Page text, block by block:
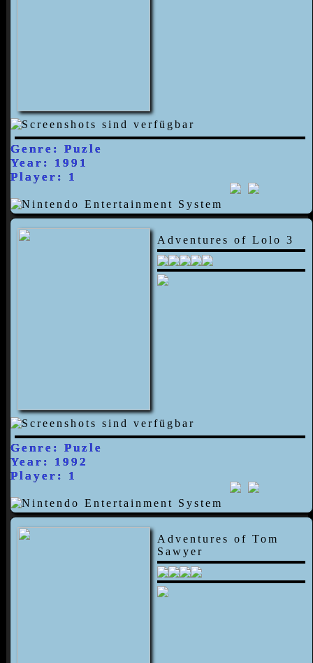
Genre: Puzle
Year: 1991
Player: 1
Adventures of Lolo 3
Genre: Puzle
Year: 1992
Player: 1
Adventures of Tom
Sawyer